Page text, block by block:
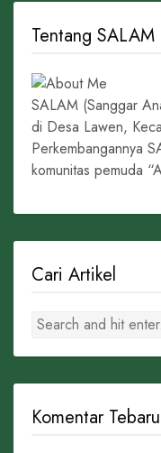
Tentang SALAM
SALAM (Sanggar
di Desa Lawen,
Perkembangannya
komunitas pemuda
Cari Artikel
Komentar Tebaru